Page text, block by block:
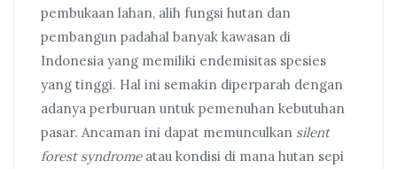
pembukaan lahan, alih fungsi hutan dan
pembangun padahal banyak kawasan di
Indonesia yang memiliki endemisitas spesies
yang tinggi. Hal ini semakin diperparah dengan
adanya perburuan untuk pemenuhan kebutuhan
pasar. Ancaman ini dapat memunculkan silent
forest syndrome atau kondisi di mana hutan sepi